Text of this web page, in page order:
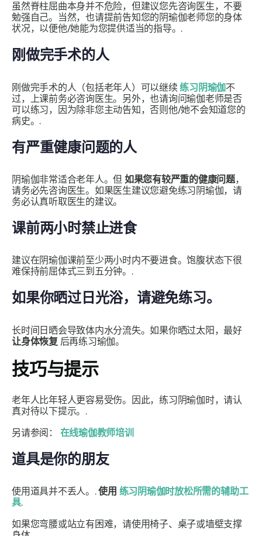
虽然脊柱屈曲本身并不危险，但建议您先咨询医生，不要
勉强自己。当然，也请提前告知您的阴瑜伽老师您的身体
状况，以便他/她能为您提供适当的指导。.
刚做完手术的人
刚做完手术的人（包括老年人）可以继续练习阴瑜伽不
过，上课前务必咨询医生。另外，也请询问瑜伽老师是否
可以练习，因为除非您主动告知，否则他/她不会知道您的
病史。.
有严重健康问题的人
阴瑜伽非常适合老年人。但 如果您有较严重的健康问题，
请务必先咨询医生。如果医生建议您避免练习阴瑜伽，请
务必认真听取医生的建议。
课前两小时禁止进食
建议在阴瑜伽课前至少两小时内不要进食。饱腹状态下很
难保持前屈体式三到五分钟。.
如果你晒过日光浴，请避免练习。
长时间日晒会导致体内水分流失。如果你晒过太阳，最好
让身体恢复 后再练习瑜伽。
技巧与提示
老年人比年轻人更容易受伤。因此，练习阴瑜伽时，请认
真对待以下提示。.
另请参阅： 在线瑜伽教师培训
道具是你的朋友
使用道具并不丢人。.使用 练习阴瑜伽时放松所需的辅助工
具.
如果您弯腰或站立有困难，请使用椅子、桌子或墙壁支撑